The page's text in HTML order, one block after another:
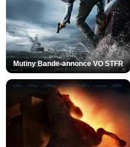
Mutiny Bande-annonce VO STFR